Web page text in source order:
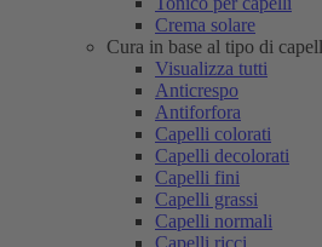
Crema solare
Cura in base al tipo di
Visualizza tutti
Anticrespo
Antiforfora
Capelli colorati
Capelli decolorati
Capelli fini
Capelli grassi
Capelli normali
Capelli ricci